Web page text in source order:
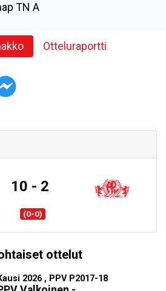
TN A
Otteluraportti
10 - 2
(0-0)
ottelut
2026 , PPV P2017-18